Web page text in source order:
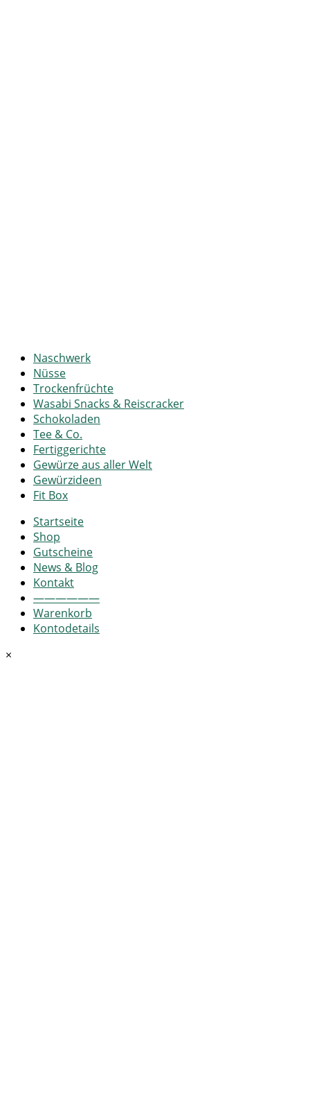
Naschwerk
Nüsse
Trockenfrüchte
Wasabi Snacks & Reiscracker
Schokoladen
Tee & Co.
Fertiggerichte
Gewürze aus aller Welt
Gewürzideen
Fit Box
Startseite
Shop
Gutscheine
News & Blog
Kontakt
——————
Warenkorb
Kontodetails
×